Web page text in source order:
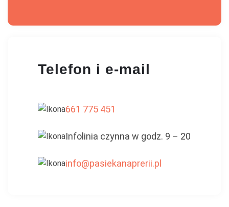
Telefon i e-mail
661 775 451
Infolinia czynna w godz. 9 – 20
info@pasiekanaprerii.pl